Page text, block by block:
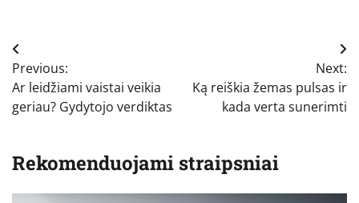
Navigacija
tarp
įrašų
Previous:
Ar leidžiami vaistai veikia
geriau? Gydytojo verdiktas
Next:
Ką reiškia žemas pulsas ir
kada verta sunerimti
Rekomenduojami straipsniai